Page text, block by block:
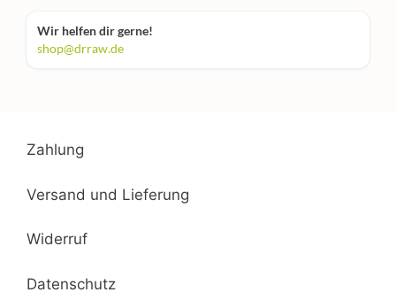
Wir helfen dir gerne!
shop@drraw.de
Zahlung
Versand und Lieferung
Widerruf
Datenschutz